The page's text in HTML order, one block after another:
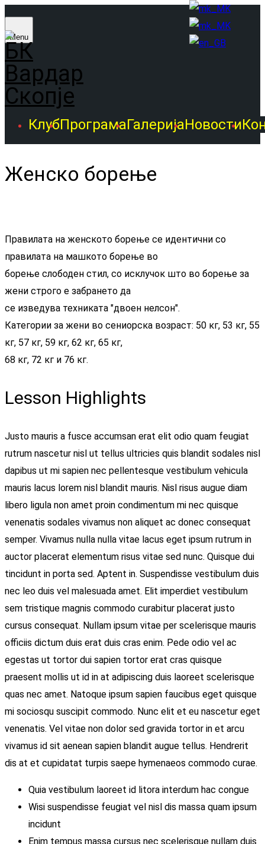
Menu
КлубПрограмаГалеријаНовости
Женско борење
Правилата на женското борење се идентични со
правилата на машкото борење во
борење слободен стил, со исклучок што во борење за
жени строго е забрането да
се изведува техниката "двоен нелсон".
Категории за жени во сениорска возраст: 50 кг, 53 кг, 55
кг, 57 кг, 59 кг, 62 кг, 65 кг,
68 кг, 72 кг и 76 кг.
Lesson Highlights
Justo mauris a fusce accumsan erat elit odio quam feugiat
rutrum nascetur nisl ut tellus ultricies quis blandit sodales nisl
dapibus ut mi sapien nec pellentesque vestibulum vehicula
mauris lacus lorem nisl blandit mauris. Nisl risus augue diam
libero ligula non amet proin condimentum mi nec quisque
venenatis sodales vivamus non aliquet ac donec consequat
semper. Vivamus nulla nulla vitae lacus eget ipsum rutrum in
auctor placerat elementum risus vitae sed nunc. Quisque dui
tincidunt in porta sed. Aptent in. Suspendisse vestibulum duis
nec leo duis vel malesuada amet. Elit imperdiet vestibulum
sem tristique magnis commodo curabitur placerat justo
cursus consequat. Nullam ipsum vitae per scelerisque mauris
officiis dictum duis erat duis cras enim. Pede odio vel ac
egestas ut tortor dui sapien tortor erat cras quisque
praesent mollis ut id in at adipiscing duis laoreet scelerisque
quas nec amet. Natoque ipsum sapien faucibus eget quisque
mi sociosqu suscipit commodo. Nunc elit et eu nascetur eget
venenatis. Vel vitae non dolor sed gravida tortor in et arcu
vivamus id sit aenean sapien blandit augue tellus. Hendrerit
dis at et cupidatat turpis saepe hymenaeos commodo curae.
Quia vestibulum laoreet id litora interdum hac congue
Wisi suspendisse feugiat vel nisl dis massa quam ipsum
incidunt
Enim tempus massa cursus nec scelerisque nullam duis